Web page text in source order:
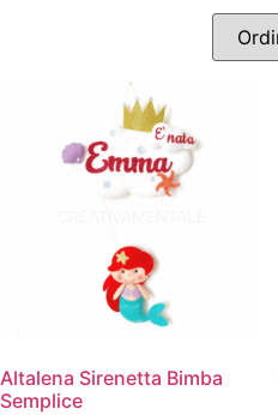
Altalena Sirenetta Bimba
Semplice